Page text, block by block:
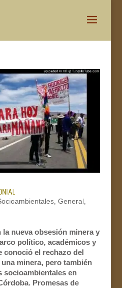
, General,
nueva obsesión minera y
político, académicos y
conoció el rechazo del
minera, pero también
socioambientales en
Promesas de